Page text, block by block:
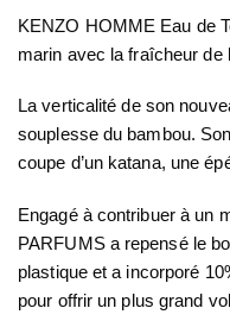
KENZO HOMME Eau de
marin avec la fraîcheur de
La verticalité de son
souplesse du bambou.
coupe d’un katana, une
Engagé à contribuer à un
PARFUMS a repensé le
plastique et a incorporé
pour offrir un plus grand